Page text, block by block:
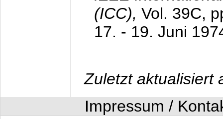
(ICC), Vol. 39C,
17. - 19. Juni
Zuletzt aktualisiert
Impressum /